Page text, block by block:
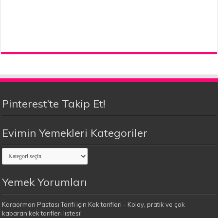
Pinterest’te Takip Et!
Evimin Yemekleri Kategoriler
Evimin
Yemekleri
Kategoriler
Yemek Yorumları
Karaorman Pastası Tarifi için Kek tarifleri - Kolay, pratik ve çok
kabaran kek tarifleri listesi!